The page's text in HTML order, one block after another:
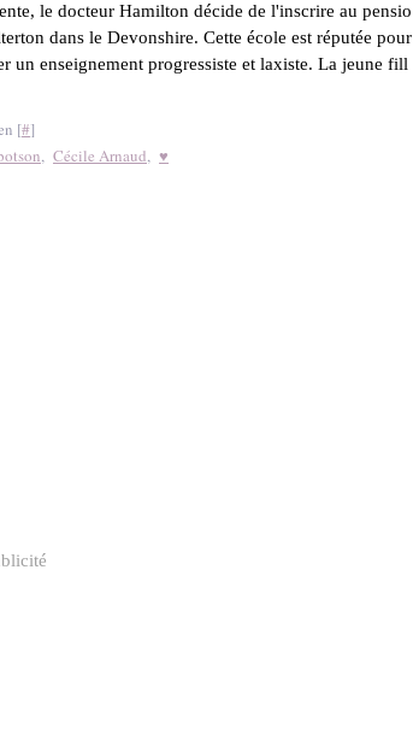
le docteur Hamilton décide de l'inscrire au pensio
dans le Devonshire. Cette école est réputée pour
un enseignement progressiste et laxiste. La jeune fill
[#]
, Cécile Arnaud, ♥